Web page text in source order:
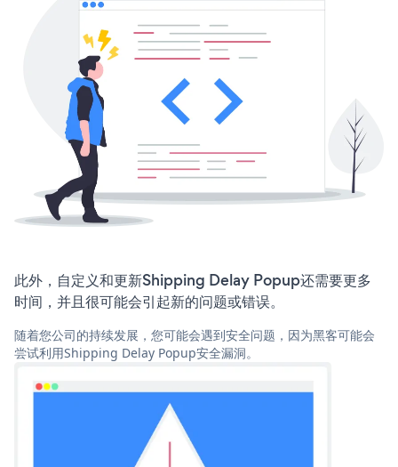
此外，自定义和更新Shipping Delay Popup还需要更多
时间，并且很可能会引起新的问题或错误。
随着您公司的持续发展，您可能会遇到安全问题，因为黑客可能会
尝试利用Shipping Delay Popup安全漏洞。